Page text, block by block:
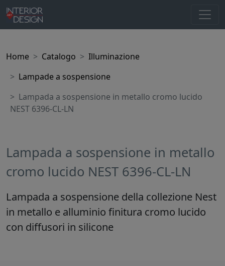
Home Catalogo
Illuminazione
Lampade a sospensione
Lampada a sospensione in metallo cromo lucido
NEST 6396-CL-LN
Lampada a sospensione in metallo
cromo lucido NEST 6396-CL-LN
Lampada a sospensione della collezione Nest
in metallo e alluminio finitura cromo lucido
con diffusori in silicone